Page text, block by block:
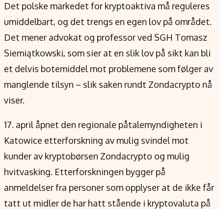
Kontakt oss
Forfattere og redaksjon
Verdensnyheter
Alt om penger på engelsk
Det polske markedet for kryptoaktiva må reguleres
umiddelbart, og det trengs en egen lov på området.
Det mener advokat og professor ved SGH Tomasz
Siemiątkowski, som sier at en slik lov på sikt kan bli
et delvis botemiddel mot problemene som følger av
manglende tilsyn – slik saken rundt Zondacrypto nå
viser.
17. april åpnet den regionale påtalemyndigheten i
Katowice etterforskning av mulig svindel mot
kunder av kryptobørsen Zondacrypto og mulig
hvitvasking. Etterforskningen bygger på
anmeldelser fra personer som opplyser at de ikke får
tatt ut midler de har hatt stående i kryptovaluta på